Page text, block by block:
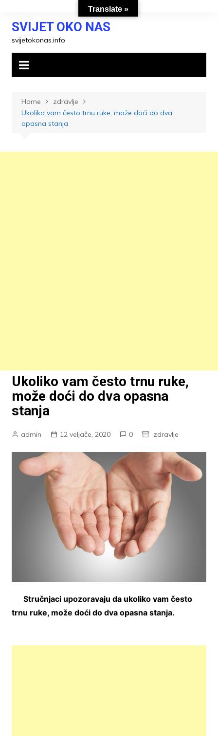
contentSVIJET OKO NAS
svijetokonas.info
Home
zdravlje
Ukoliko vam često trnu ruke, može doći do dva
opasna stanja
Ukoliko vam često trnu ruke,
može doći do dva opasna
stanja
admin 12 veljače, 2020 0 zdravlje
Stručnjaci upozoravaju da ukoliko vam često
trnu ruke, može doći do dva opasna stanja.
Translate »